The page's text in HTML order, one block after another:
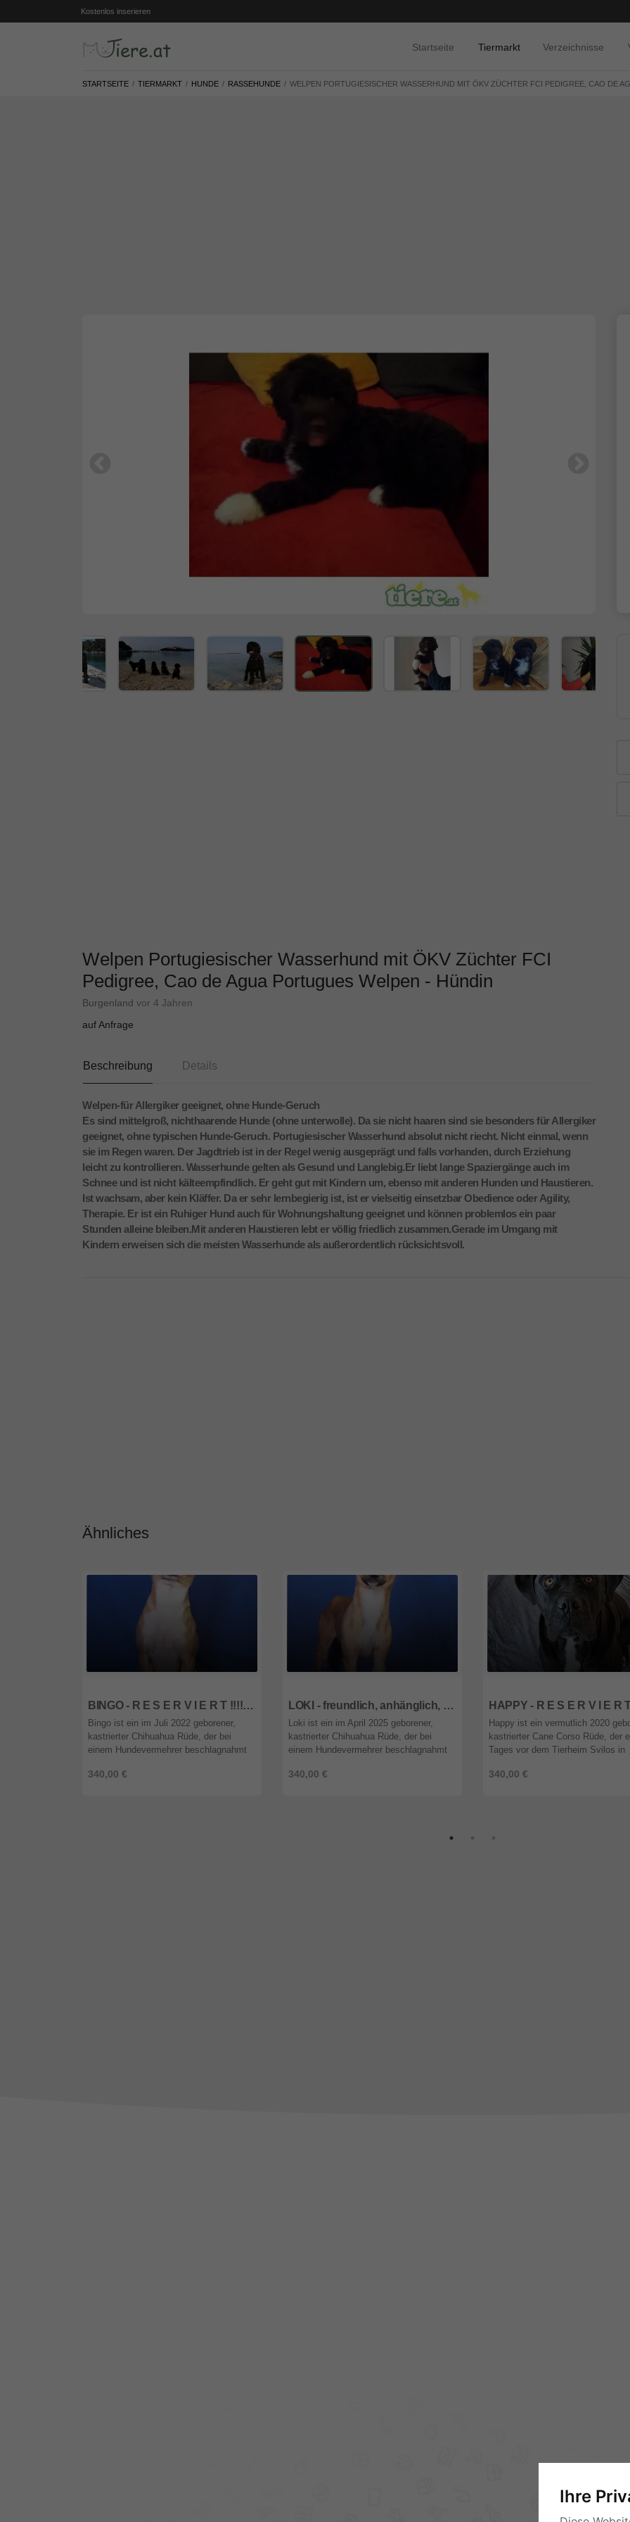
Ihre
Kostenlos inserieren
Startseite Tiermarkt Verzeichnisse
STARTSEITE TIERMARKT HUNDE RASSEHUNDE WELPEN PORTUGIESISCHER WASSERHUND MIT ÖKV ZÜCHTER FCI PEDIGREE, CAO DE
Welpen Portugiesischer Wasserhund mit ÖKV Züchter FCI
Pedigree, Cao de Agua Portugues Welpen - Hündin
Burgenland vor 4 Jahren
auf Anfrage
Beschreibung Details
Welpen-für Allergiker geeignet, ohne Hunde-Geruch
Es sind mittelgroß, nichthaarende Hunde (ohne unterwolle). Da sie nicht haaren sind sie besonders für Allergiker
geeignet, ohne typischen Hunde-Geruch. Portugiesischer Wasserhund absolut nicht riecht. Nicht einmal, wenn
sie im Regen waren. Der Jagdtrieb ist in der Regel wenig ausgeprägt und falls vorhanden, durch Erziehung
leicht zu kontrollieren. Wasserhunde gelten als Gesund und Langlebig.Er liebt lange Spaziergänge auch im
Schnee und ist nicht kälteempfindlich. Er geht gut mit Kindern um, ebenso mit anderen Hunden und Haustieren.
Ist wachsam, aber kein Kläffer. Da er sehr lernbegierig ist, ist er vielseitig einsetzbar Obedience oder Agility,
Therapie. Er ist ein Ruhiger Hund auch für Wohnungshaltung geeignet und können problemlos ein paar
Stunden alleine bleiben.Mit anderen Haustieren lebt er völlig friedlich zusammen.Gerade im Umgang mit
Kindern erweisen sich die meisten Wasserhunde als außerordentlich rücksichtsvoll.
Ähnliches
BINGO - R E S E R V I E R T !!!!! anfangs ängstlich, könnte schnappen wenn er sich bedrängt fühlt; anhänglich, freundlich, verschmust, lebhaft, sehr gelehrig
340,00 €
Bingo ist ein im Juli 2022 geborener,
kastrierter Chihuahua Rüde, der bei
einem Hundevermehrer beschlagnahmt
Partnerorganisation gebracht wur ...
LOKI - freundlich, anhänglich, verschmust, lebhaft, intelligent, anfangs sehr ängstlich, könnte schnappen wenn er keinen anderen Ausweg sieht
340,00 €
Loki ist ein im April 2025 geborener,
kastrierter Chihuahua Rüde, der bei
einem Hundevermehrer beschlagnahmt
Partnerorganisation gebracht wur ...
340,00 €
Happy ist ein vermutlich 2020
kastrierter Cane Corso Rüde, der
Tages vor dem Tierheim Svilos in
ausgesetzt worden war. Er lebt